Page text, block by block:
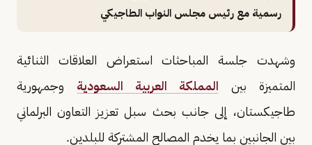
رسمية مع رئيس مجلس النواب الطاجيكي
وشهدت جلسة المباحثات استعراض العلاقات الثنائية
المتميزة بين المملكة العربية السعودية وجمهورية
طاجيكستان، إلى جانب بحث سبل تعزيز التعاون البرلماني
بين الجانبين بما يخدم المصالح المشتركة للبلدين.